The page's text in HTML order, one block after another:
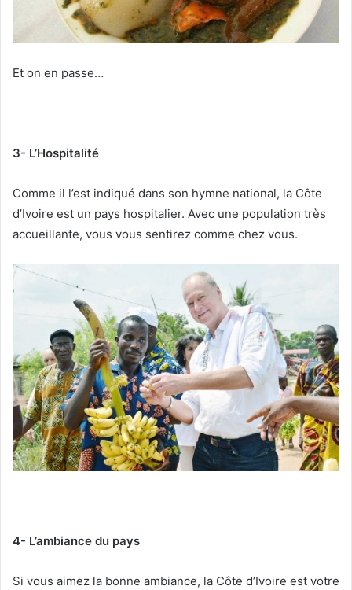
Et on en passe…
3- L’Hospitalité
Comme il l’est indiqué dans son hymne national, la Côte
d’Ivoire est un pays hospitalier. Avec une population très
accueillante, vous vous sentirez comme chez vous.
4- L’ambiance du pays
Si vous aimez la bonne ambiance, la Côte d’Ivoire est votre